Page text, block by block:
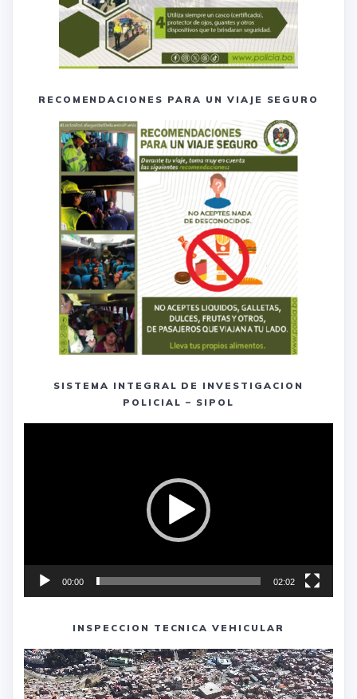
RECOMENDACIONES PARA UN VIAJE SEGURO
SISTEMA INTEGRAL DE INVESTIGACION
POLICIAL – SIPOL
00:00 02:02
INSPECCION TECNICA VEHICULAR
Reproductor
de
vídeo